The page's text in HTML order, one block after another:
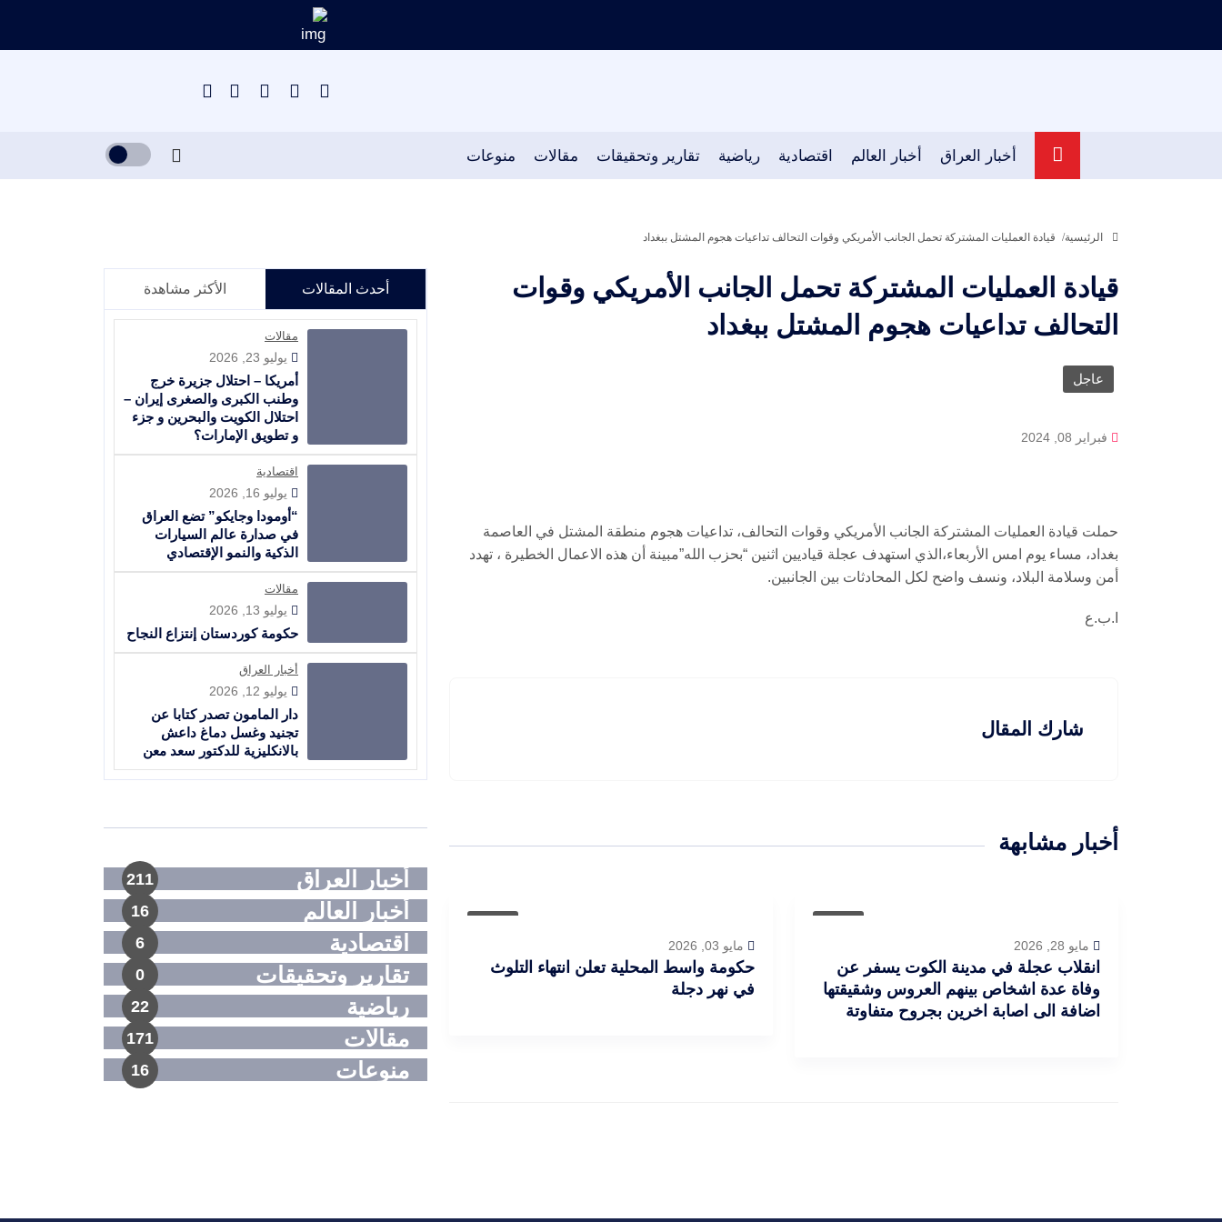
أخبار العراق أخبار العالم اقتصادية رياضية تقارير وتحقيقات مقالات منوعات
الرئيسية قيادة العمليات المشتركة تحمل الجانب الأمريكي وقوات التحالف تداعيات هجوم المشتل ببغداد
قيادة العمليات المشتركة تحمل الجانب الأمريكي وقوات
التحالف تداعيات هجوم المشتل ببغداد
عاجل
فبراير 08, 2024
حملت قيادة العمليات المشتركة الجانب الأمريكي وقوات التحالف، تداعيات هجوم منطقة المشتل في العاصمة
بغداد، مساء يوم امس الأربعاء،الذي استهدف عجلة قياديين اثنين “بحزب الله”مبينة أن هذه الاعمال الخطيرة ، تهدد
أمن وسلامة البلاد، ونسف واضح لكل المحادثات بين الجانبين.
ا.ب.ع
شارك المقال
أخبار مشابهة
مايو 28, 2026
انقلاب عجلة في مدينة الكوت يسفر عن
وفاة عدة اشخاص بينهم العروس وشقيقتها
اضافة الى اصابة اخرين بجروح متفاوتة
مايو 03, 2026
حكومة واسط المحلية تعلن انتهاء التلوث
في نهر دجلة
أحدث المقالات الأكثر مشاهدة
مقالات
يوليو 23, 2026
أمريكا – احتلال جزيرة خرج
وطنب الكبرى والصغرى إيران –
احتلال الكويت والبحرين و جزء
و تطويق الإمارات؟
اقتصادية
يوليو 16, 2026
“أومودا وجايكو” تضع العراق
في صدارة عالم السيارات
الذكية والنمو الإقتصادي
مقالات
يوليو 13, 2026
حكومة كوردستان إنتزاع النجاح
أخبار العراق
يوليو 12, 2026
دار المامون تصدر كتابا عن
تجنيد وغسل دماغ داعش
بالانكليزية للدكتور سعد معن
أخبار العراق 211
أخبار العالم 16
اقتصادية 6
تقارير وتحقيقات 0
رياضية 22
مقالات 171
منوعات 16